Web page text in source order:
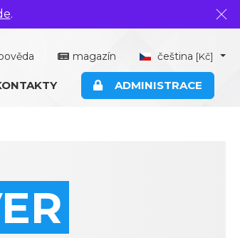
.
magazín čeština [Kč]
ADMINISTRACE